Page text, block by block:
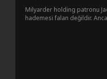
Milyarder holding patronu
hademesi falan değildir.